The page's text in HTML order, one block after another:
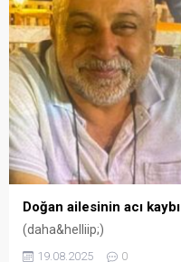
Doğan ailesinin acı kaybı
(daha&helliip;)
19.08.2025 0